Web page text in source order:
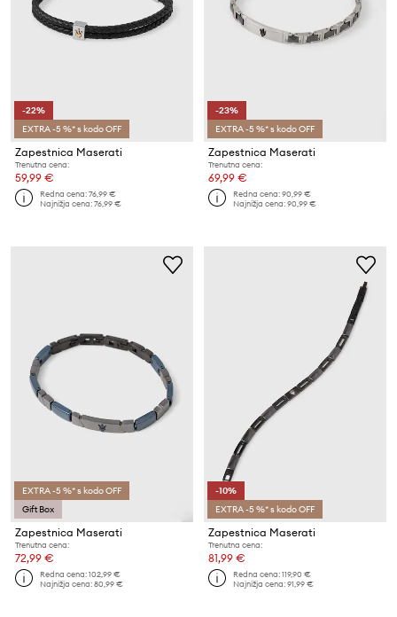
-22%
EXTRA -5 %* s kodo OFF
Zapestnica Maserati
Trenutna cena:
59,99 €
Redna cena:76,99 €
Najnižja cena:76,99 €
-23%
EXTRA -5 %* s kodo OFF
Zapestnica Maserati
Trenutna cena:
69,99 €
Redna cena:90,99 €
Najnižja cena:90,99 €
EXTRA -5 %* s kodo OFF
Gift Box
Zapestnica Maserati
Trenutna cena:
72,99 €
Redna cena:102,99 €
Najnižja cena:80,99 €
-10%
EXTRA -5 %* s kodo OFF
Zapestnica Maserati
Trenutna cena:
81,99 €
Redna cena:119,90 €
Najnižja cena:91,99 €